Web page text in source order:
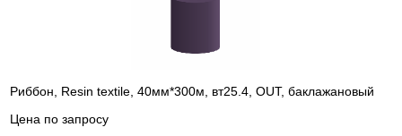
Риббон, Resin textile, 40мм*300м, вт25.4, OUT, баклажановый
Цена по запросу